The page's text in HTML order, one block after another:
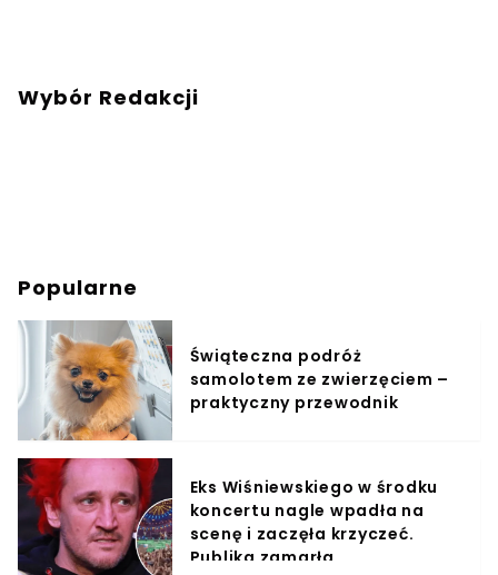
Wybór Redakcji
Popularne
Świąteczna podróż
samolotem ze zwierzęciem –
praktyczny przewodnik
Eks Wiśniewskiego w środku
koncertu nagle wpadła na
scenę i zaczęła krzyczeć.
Publika zamarła